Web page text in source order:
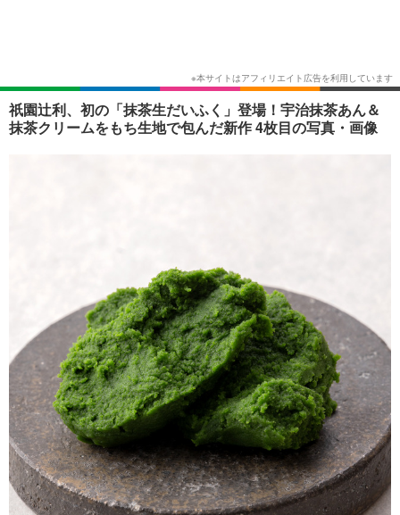
ショッピング その他
祇園辻利、初の「抹茶生だいふく」登場！宇治抹茶あん＆
抹茶クリームをもち生地で包んだ新作 4枚目の写真・画像